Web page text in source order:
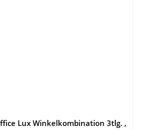
Lux Winkelkombination 3tlg. ,